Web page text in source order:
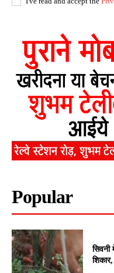
Popular